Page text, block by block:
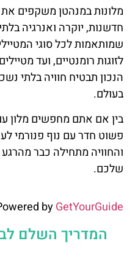
מלונות במנהטן משקפים
חדשנות, יוקרה ואנרגיה
שמותאמות לכל סוגי
לזוגות רומנטיים, ועד
הנכון תבטיח חוויה בלתי
בעולם.
בין אם אתם מחפשים מלון
פשוט חדר עם נוף פנורמי
והחוויה מתחילה כבר
שלכם.
byGetYourGuide
המדריך השלם